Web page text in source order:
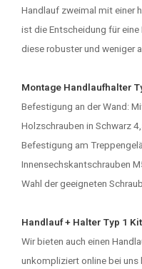
Handlauf zweimal mit einer
ist die Entscheidung für
diese robuster und weniger
Montage Handlaufhalter
Befestigung an der Wand:
Holzschrauben in Schwarz
Befestigung am
Innensechskantschrauben
Wahl der geeigneten
Handlauf + Halter Typ 1
Wir bieten auch einen
unkompliziert online bei